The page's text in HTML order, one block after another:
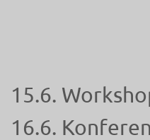
Programm für
15.6.
16.6.